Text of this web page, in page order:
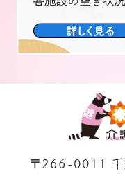
〒266-0011 千